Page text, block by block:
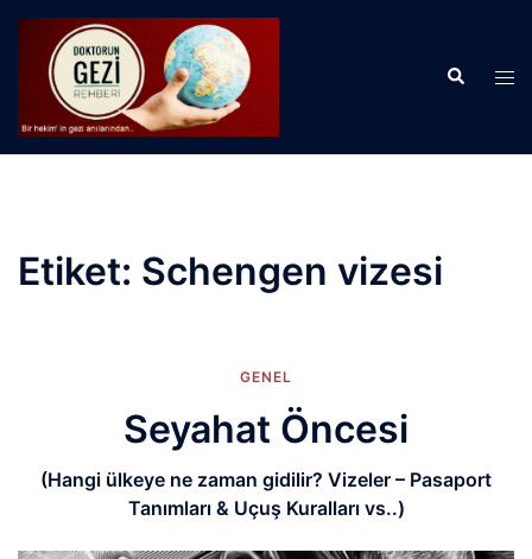
İçeriğe
Search
Etiket: Schengen vizesi
GENEL
Seyahat Öncesi
(Hangi ülkeye ne zaman gidilir? Vizeler – Pasaport
Tanımları & Uçuş Kuralları vs..)